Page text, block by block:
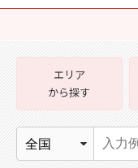
エリア
から探す